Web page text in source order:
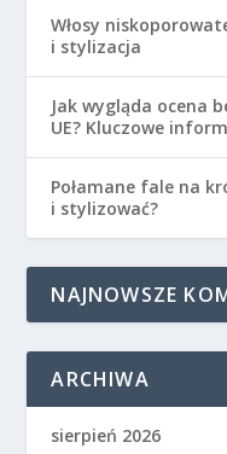
Włosy
i stylizacja
Jak wygląda ocena
UE? Kluczowe
Połamane fale na
i stylizować?
NAJNOWSZE
ARCHIWA
sierpień 2026